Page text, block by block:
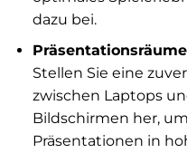
dazu bei.
Stellen Sie eine
zwischen Laptops
Bildschirmen her,
Präsentationen in